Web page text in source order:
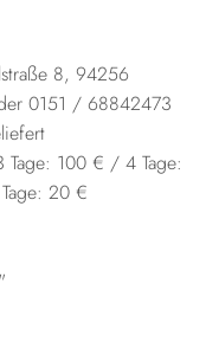
8, 94256
0151 / 68842473
100 € / 4 Tage:
20 €